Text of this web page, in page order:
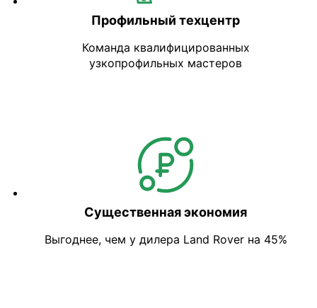
Профильный техцентр
Команда квалифицированных
узкопрофильных мастеров
Существенная экономия
Выгоднее, чем у дилера Land Rover на 45%